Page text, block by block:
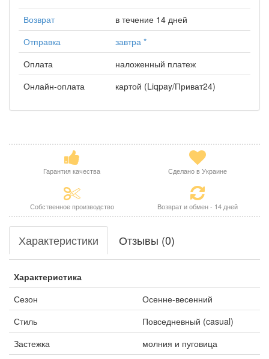
Возврат
в течение 14 дней
Отправка
завтра *
Оплата
наложенный платеж
Онлайн-оплата
картой (Liqpay/Приват24)
Гарантия качества Сделано в Украине
Собственное производство Возврат и обмен - 14 дней
Характеристики Отзывы (0)
Характеристика
Сезон
Осенне-весенний
Стиль
Повседневный (casual)
Застежка
молния и пуговица